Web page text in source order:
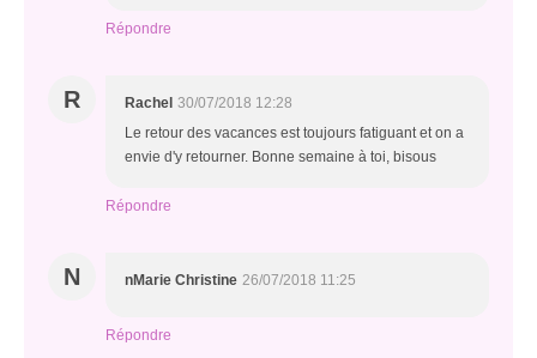
Répondre
R Rachel 30/07/2018 12:28
Le retour des vacances est toujours fatiguant et on a
envie d'y retourner. Bonne semaine à toi, bisous
Répondre
N nMarie Christine 26/07/2018 11:25
Répondre